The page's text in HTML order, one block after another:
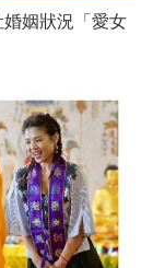
姻狀況「愛女